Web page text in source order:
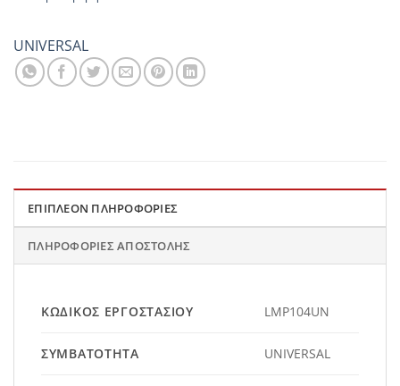
UNIVERSAL
ΕΠΙΠΛΈΟΝ ΠΛΗΡΟΦΟΡΊΕΣ
ΠΛΗΡΟΦΟΡΊΕΣ ΑΠΟΣΤΟΛΉΣ
ΚΩΔΙΚΌΣ ΕΡΓΟΣΤΑΣΊΟΥ LMP104UN
ΣΥΜΒΑΤΌΤΗΤΑ UNIVERSAL